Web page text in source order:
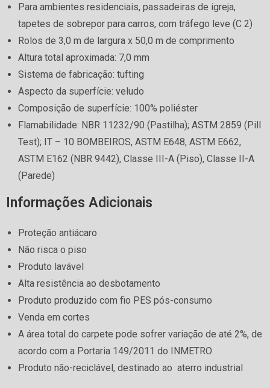
Para ambientes residenciais, passadeiras de igreja,
tapetes de sobrepor para carros, com tráfego leve (C 2)
Rolos de 3,0 m de largura x 50,0 m de comprimento
Altura total aproximada: 7,0 mm
Sistema de fabricação: tufting
Aspecto da superfície: veludo
Composição de superfície: 100% poliéster
Flamabilidade: NBR 11232/90 (Pastilha); ASTM 2859 (Pill
Test); IT – 10 BOMBEIROS, ASTM E648, ASTM E662,
ASTM E162 (NBR 9442), Classe III-A (Piso), Classe II-A
(Parede)
Informações Adicionais
Proteção antiácaro
Não risca o piso
Produto lavável
Alta resistência ao desbotamento
Produto produzido com fio PES pós-consumo
Venda em cortes
A área total do carpete pode sofrer variação de até 2%, de
acordo com a Portaria 149/2011 do INMETRO
Produto não-reciclável, destinado ao aterro industrial